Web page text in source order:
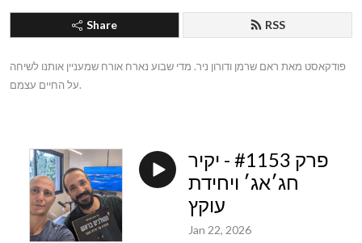
Share RSS
פודקאסט מאת ראם שרמן ודורון ניר. מדי שבוע נארח אורח שמעניין אותנו לשיחה
על החיים עצמם.
פרק #1153 - יקיר
חג׳אג׳ ויחידת
עוקץ
Jan 22, 2026